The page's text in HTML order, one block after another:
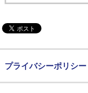
プライバシーポリシー